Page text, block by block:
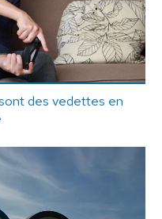
des vedettes en